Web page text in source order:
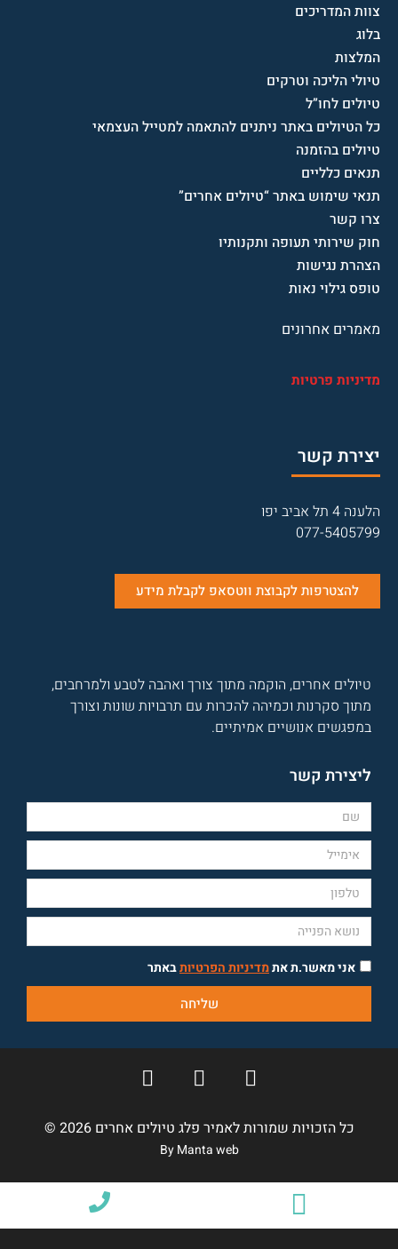
צוות המדריכים
בלוג
המלצות
טיולי הליכה וטרקים
טיולים לחו”ל
כל הטיולים באתר ניתנים להתאמה למטייל העצמאי
טיולים בהזמנה
תנאים כלליים
תנאי שימוש באתר “טיולים אחרים”
צרו קשר
חוק שירותי תעופה ותקנותיו
הצהרת נגישות
טופס גילוי נאות
מאמרים אחרונים
מדיניות פרטיות
יצירת קשר
הלענה 4 תל אביב יפו
077-5405799
להצטרפות לקבוצת ווטסאפ לקבלת מידע
טיולים אחרים, הוקמה מתוך צורך ואהבה לטבע ולמרחבים,
מתוך סקרנות וכמיהה להכרות עם תרבויות שונות וצורך
במפגשים אנושיים אמיתיים.
ליצירת קשר
אני מאשר.ת אתמדיניות הפרטיותבאתר
שליחה
כל הזכויות שמורות לאמיר פלג טיולים אחרים 2026 ©
By Manta web